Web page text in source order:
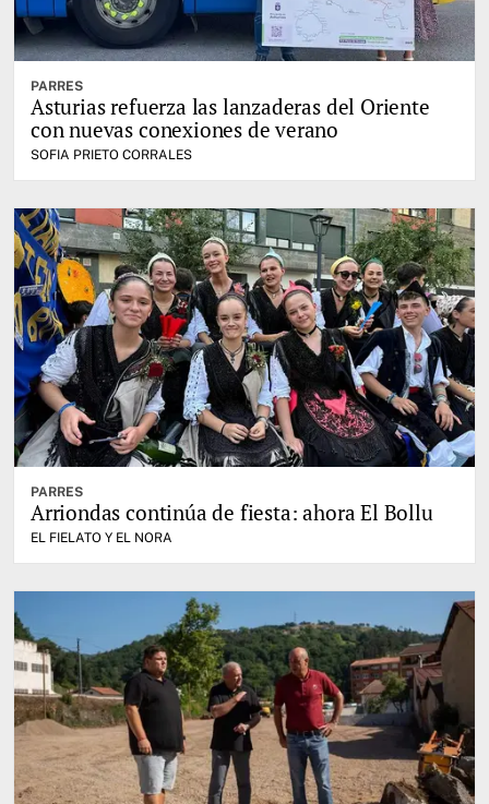
PARRES
Asturias refuerza las lanzaderas del Oriente
con nuevas conexiones de verano
SOFIA PRIETO CORRALES
PARRES
Arriondas continúa de fiesta: ahora El Bollu
EL FIELATO Y EL NORA